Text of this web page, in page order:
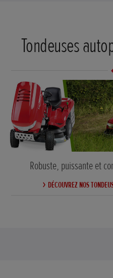
Tondeuses
Robuste, puissante et
DÉCOUVREZ NOS